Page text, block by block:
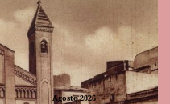
Agosto 2026